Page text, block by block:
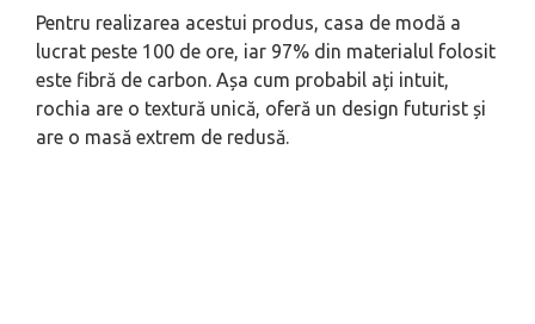
Pentru realizarea acestui produs, casa de modă a
lucrat peste 100 de ore, iar 97% din materialul folosit
este fibră de carbon. Așa cum probabil ați intuit,
rochia are o textură unică, oferă un design futurist și
are o masă extrem de redusă.